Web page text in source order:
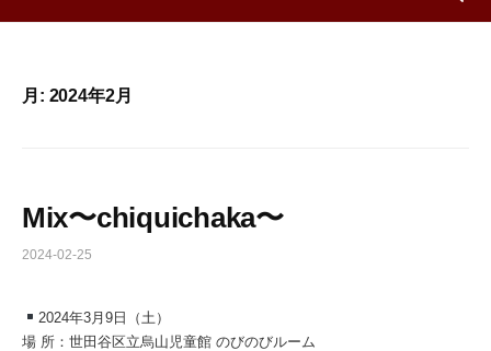
プ
月: 2024年2月
Mix〜chiquichaka〜
2024-02-25
2024年3月9日（土）
場 所：世田谷区立烏山児童館 のびのびルーム